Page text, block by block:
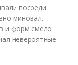
посреди
миновал.
и форм смело
невероятные